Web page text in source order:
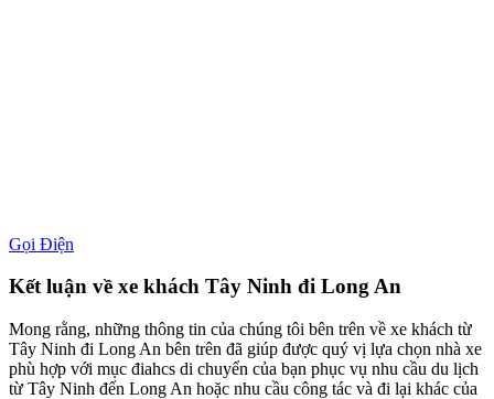
Gọi Điện
Kết luận về xe khách Tây Ninh đi Long An
Mong rằng, những thông tin của chúng tôi bên trên về xe khách từ
Tây Ninh đi Long An bên trên đã giúp được quý vị lựa chọn nhà xe
phù hợp với mục điahcs di chuyển của bạn phục vụ nhu cầu du lịch
từ Tây Ninh đến Long An hoặc nhu cầu công tác và đi lại khác của